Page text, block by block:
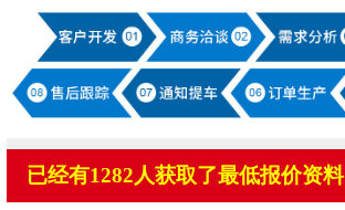
已经有1282人获取了最低报价资料